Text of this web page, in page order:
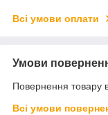
Всі умови оплати
Умови
Повернення товару
Всі умови